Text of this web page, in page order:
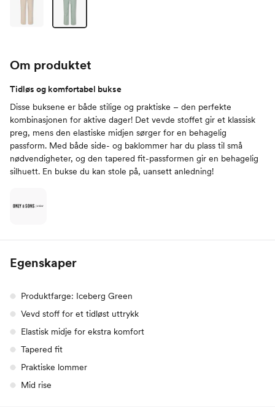
Om produktet
Tidløs og komfortabel bukse
Disse buksene er både stilige og praktiske – den perfekte
kombinasjonen for aktive dager! Det vevde stoffet gir et klassisk
preg, mens den elastiske midjen sørger for en behagelig
passform. Med både side- og baklommer har du plass til små
nødvendigheter, og den tapered fit-passformen gir en behagelig
silhuett. En bukse du kan stole på, uansett anledning!
Egenskaper
Produktfarge: Iceberg Green
Vevd stoff for et tidløst uttrykk
Elastisk midje for ekstra komfort
Tapered fit
Praktiske lommer
Mid rise